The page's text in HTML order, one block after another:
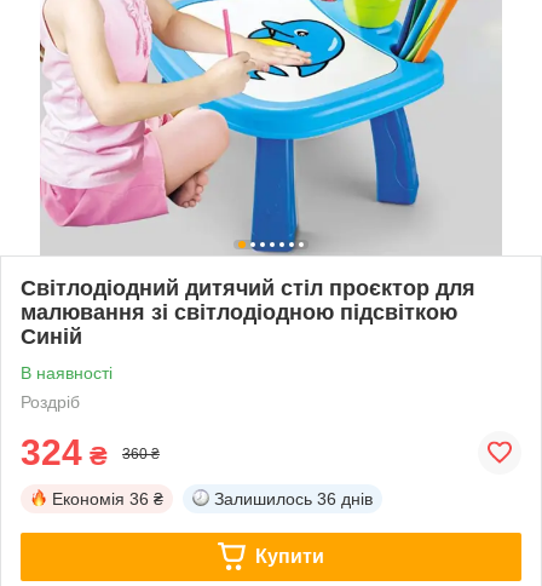
Світлодіодний дитячий стіл проєктор для
малювання зі світлодіодною підсвіткою
Синій
В наявності
Роздріб
324 ₴ 360 ₴
Економія 36 ₴ Залишилось 36 днів
Купити